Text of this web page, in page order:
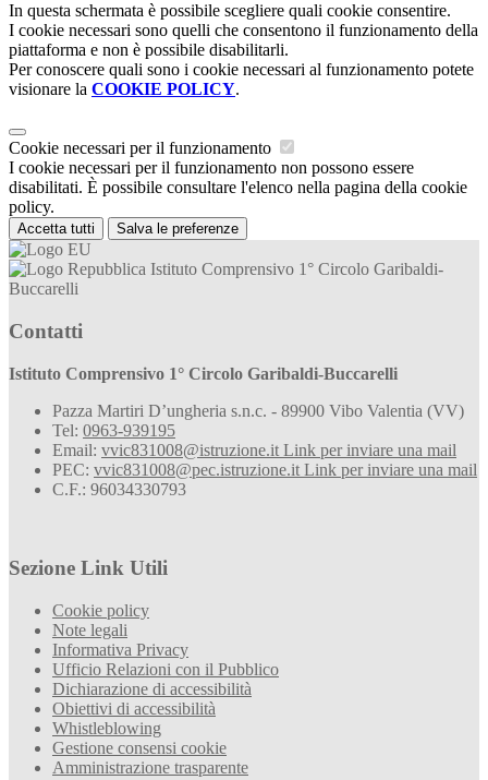
In questa schermata è possibile scegliere quali cookie consentire.
I cookie necessari sono quelli che consentono il funzionamento della
piattaforma e non è possibile disabilitarli.
Per conoscere quali sono i cookie necessari al funzionamento potete
visionare la COOKIE POLICY.
Cookie necessari per il funzionamento
I cookie necessari per il funzionamento non possono essere
disabilitati. È possibile consultare l'elenco nella pagina della cookie
policy.
Accetta tutti Salva le preferenze
Istituto Comprensivo 1° Circolo Garibaldi-
Buccarelli
Contatti
Istituto Comprensivo 1° Circolo Garibaldi-Buccarelli
Pazza Martiri D’ungheria s.n.c. - 89900 Vibo Valentia (VV)
Tel: 0963-939195
Email: vvic831008@istruzione.it Link per inviare una mail
PEC: vvic831008@pec.istruzione.it Link per inviare una mail
C.F.: 96034330793
Sezione Link Utili
Cookie policy
Note legali
Informativa Privacy
Ufficio Relazioni con il Pubblico
Dichiarazione di accessibilità
Obiettivi di accessibilità
Whistleblowing
Gestione consensi cookie
Amministrazione trasparente